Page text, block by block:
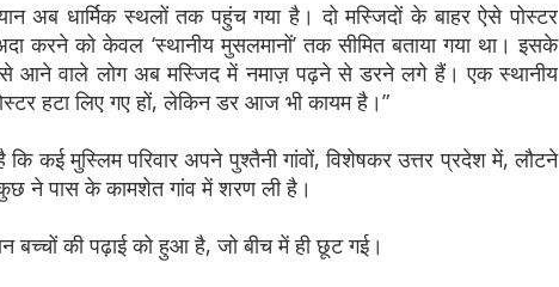
अब धार्मिक स्थलों तक पहुंच गया है। दो मस्जिदों के बाहर ऐसे पोस्टर
करने को केवल ‘स्थानीय मुसलमानों’ तक सीमित बताया गया था। इसके
आने वाले लोग अब मस्जिद में नमाज़ पढ़ने से डरने लगे हैं। एक स्थानीय
हटा लिए गए हों, लेकिन डर आज भी कायम है।”
कि कई मुस्लिम परिवार अपने पुश्तैनी गांवों, विशेषकर उत्तर प्रदेश में, लौटने
ने पास के कामशेत गांव में शरण ली है।
बच्चों की पढ़ाई को हुआ है, जो बीच में ही छूट गई।